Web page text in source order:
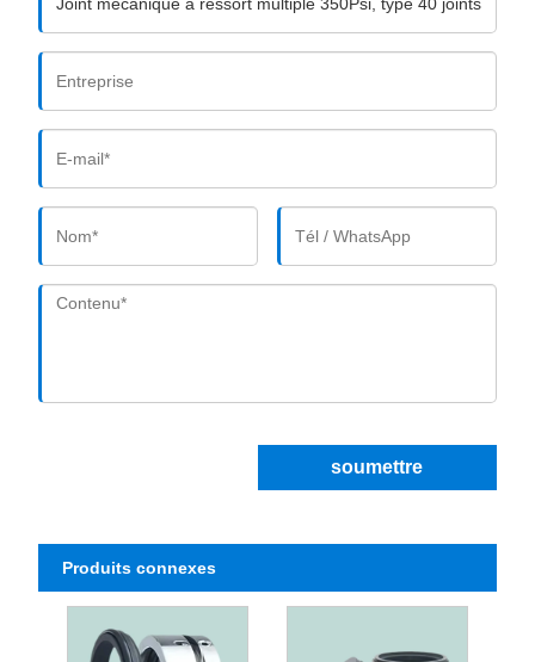
soumettre
Produits connexes